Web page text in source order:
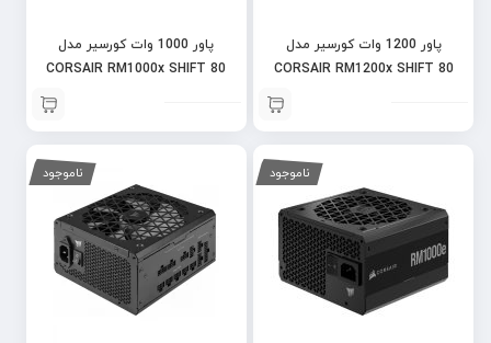
پاور 1200 وات کورسیر مدل
CORSAIR RM1200x SHIFT 80
پاور 1000 وات کورسیر مدل
CORSAIR RM1000x SHIFT 80
ناموجود ناموجود